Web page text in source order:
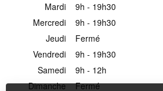
Mardi
9h - 19h30
Mercredi
9h - 19h30
Jeudi
Fermé
Vendredi
9h - 19h30
Samedi
9h - 12h
Dimanche
Fermé